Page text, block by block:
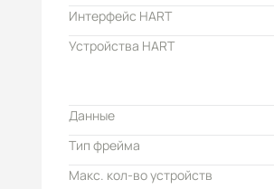
Интерфейс HART
Устройства HART
Данные
Тип фрейма
Макс. кол-во устройств